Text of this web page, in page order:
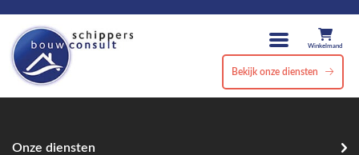
Winkelmand
Bekijk onze diensten
Onze diensten